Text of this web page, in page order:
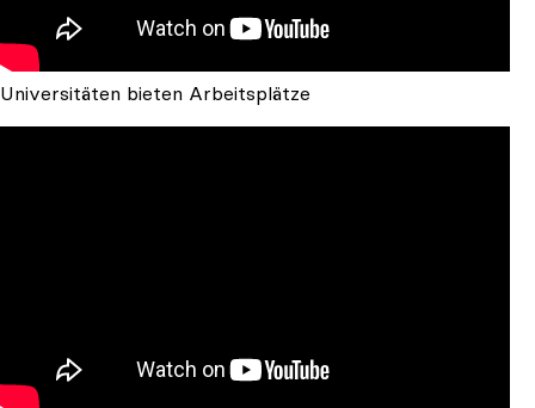
Universitäten bieten Arbeitsplätze